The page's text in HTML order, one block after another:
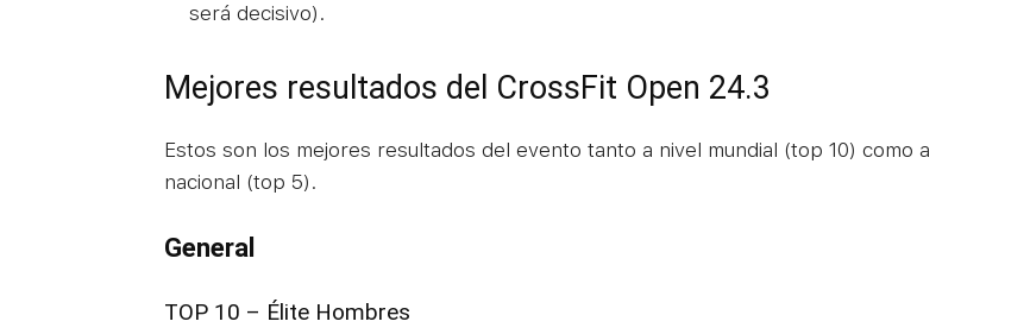
será decisivo).
Mejores resultados del CrossFit Open 24.3
Estos son los mejores resultados del evento tanto a nivel mundial (top 10) como a
nacional (top 5).
General
TOP 10 – Élite Hombres